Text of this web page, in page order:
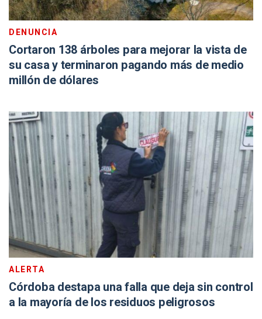
DENUNCIA
Cortaron 138 árboles para mejorar la vista de
su casa y terminaron pagando más de medio
millón de dólares
ALERTA
Córdoba destapa una falla que deja sin control
a la mayoría de los residuos peligrosos